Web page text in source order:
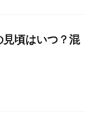
頃はいつ？混